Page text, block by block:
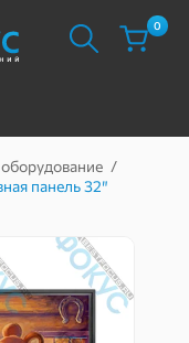
0
/
панель 32″